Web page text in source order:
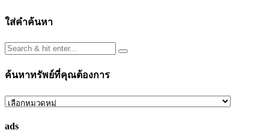
ใส่คำค้นหา
ค้นหาทรัพย์ที่คุณต้องการ
ค้นหา
ads